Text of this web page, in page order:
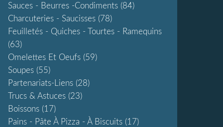
Sauces - Beurres -condiments (84)
Charcuteries - Saucisses (78)
Feuilletés - Quiches - Tourtes - Ramequins
(63)
Omelettes Et Oeufs (59)
Soupes (55)
Partenariats-Liens (28)
Trucs & Astuces (23)
Boissons (17)
Pains - Pâte À Pizza - À Biscuits (17)